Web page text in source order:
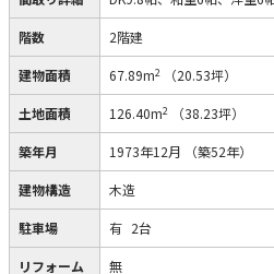
階数 2階建
建物面積 67.89m2 （20.53坪）
土地面積 126.40m2 （38.23坪）
築年月 1973年12月 （築52年）
建物構造 木造
駐車場 有 2台
リフォーム 無